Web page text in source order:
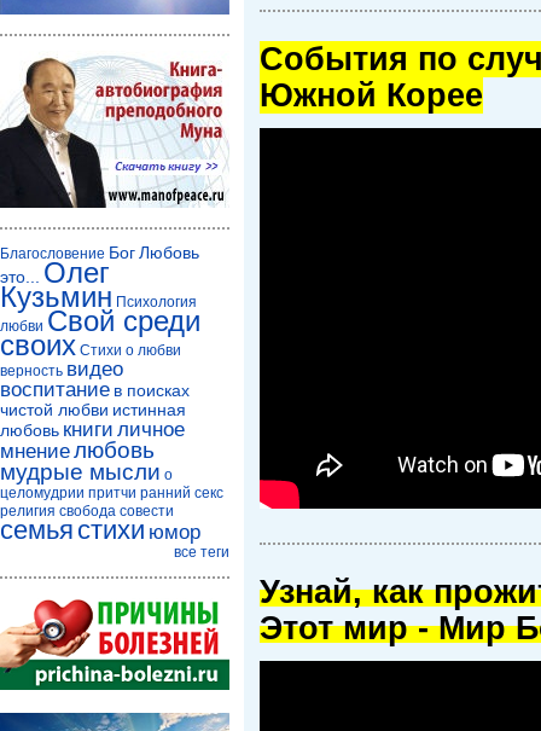
Cобытия по
Южной Корее
Узнай, как
Этот мир - Мир
Благословение БогЛюбовь
это...
Олег
Кузьмин Психология
любви Свой среди
своих Стихи о любви
верность видео
воспитание в поисках
чистой любви истинная
любовь книги личное
мнениелюбовь
мудрые мысли о
целомудрии притчи ранний секс
религия свобода совести
семья стихи юмор
все теги